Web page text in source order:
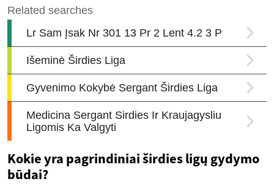
Kokie yra pagrindiniai širdies ligų gydymo
būdai?